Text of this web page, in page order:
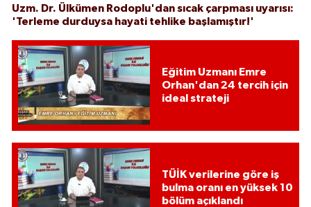
Uzm. Dr. Ülkümen Rodoplu'dan sıcak çarpması uyarısı:
'Terleme durduysa hayati tehlike başlamıştır!'
Eğitim Uzmanı Emre
Orhan'dan 24 tercih için
ideal strateji
TÜİK verilerine göre iş
bulma oranı en yüksek 10
bölüm açıklandı